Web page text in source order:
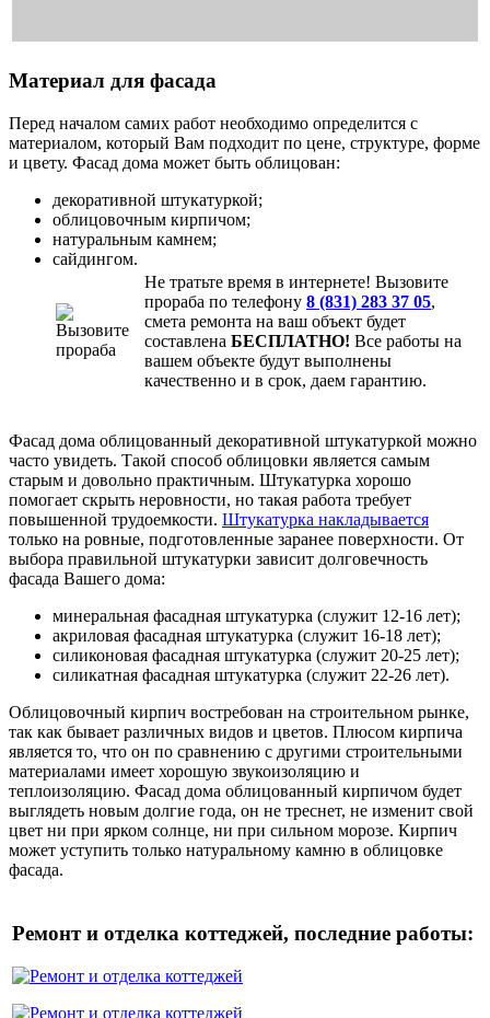
Материал для фасада
Перед началом самих работ необходимо определится с
материалом, который Вам подходит по цене, структуре, форме
и цвету. Фасад дома может быть облицован:
декоративной штукатуркой;
облицовочным кирпичом;
натуральным камнем;
сайдингом.
Не тратьте время в интернете! Вызовите
прораба по телефону 8 (831) 283 37 05,
смета ремонта на ваш объект будет
составлена БЕСПЛАТНО! Все работы на
вашем объекте будут выполнены
качественно и в срок, даем гарантию.
Фасад дома облицованный декоративной штукатуркой можно
часто увидеть. Такой способ облицовки является самым
старым и довольно практичным. Штукатурка хорошо
помогает скрыть неровности, но такая работа требует
повышенной трудоемкости. Штукатурка накладывается
только на ровные, подготовленные заранее поверхности. От
выбора правильной штукатурки зависит долговечность
фасада Вашего дома:
минеральная фасадная штукатурка (служит 12-16 лет);
акриловая фасадная штукатурка (служит 16-18 лет);
силиконовая фасадная штукатурка (служит 20-25 лет);
силикатная фасадная штукатурка (служит 22-26 лет).
Облицовочный кирпич востребован на строительном рынке,
так как бывает различных видов и цветов. Плюсом кирпича
является то, что он по сравнению с другими строительными
материалами имеет хорошую звукоизоляцию и
теплоизоляцию. Фасад дома облицованный кирпичом будет
выглядеть новым долгие года, он не треснет, не изменит свой
цвет ни при ярком солнце, ни при сильном морозе. Кирпич
может уступить только натуральному камню в облицовке
фасада.
Ремонт и отделка коттеджей, последние работы: